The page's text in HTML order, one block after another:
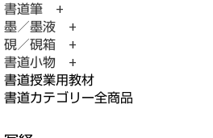
書道筆 +
墨／墨液 +
硯／硯箱 +
書道小物 +
書道授業用教材
書道カテゴリー全商品